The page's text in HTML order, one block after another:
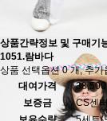
상품간략정보 및 구매기
1051.람바다
상품 선택옵션 0 개, 추가
대여가격
보증금
CS센